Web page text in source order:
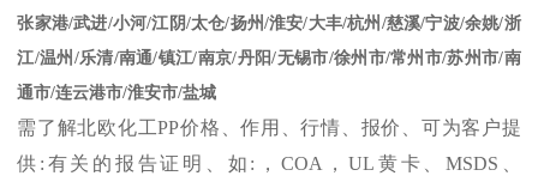
张家港/武进/小河/江阴/太仓/扬州/淮安/大丰/杭州/慈溪/宁波/余姚/浙
江/温州/乐清/南通/镇江/南京/丹阳/无锡市/徐州市/常州市/苏州市/南
通市/连云港市/淮安市/盐城
需了解北欧化工PP价格、作用、行情、报价、可为客户提
供 : 有关的报告证明、如 : ， COA，UL 黄卡、 MSDS 、